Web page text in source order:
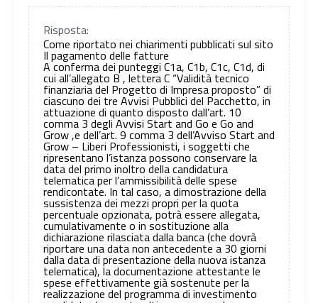
Risposta:
Come riportato nei chiarimenti pubblicati sul sito
Il pagamento delle fatture
A conferma dei punteggi C1a, C1b, C1c, C1d, di
cui all’allegato B , lettera C “Validità tecnico
finanziaria del Progetto di Impresa proposto” di
ciascuno dei tre Avvisi Pubblici del Pacchetto, in
attuazione di quanto disposto dall’art. 10
comma 3 degli Avvisi Start and Go e Go and
Grow ,e dell’art. 9 comma 3 dell’Avviso Start and
Grow – Liberi Professionisti, i soggetti che
ripresentano l’istanza possono conservare la
data del primo inoltro della candidatura
telematica per l’ammissibilità delle spese
rendicontate. In tal caso, a dimostrazione della
sussistenza dei mezzi propri per la quota
percentuale opzionata, potrà essere allegata,
cumulativamente o in sostituzione alla
dichiarazione rilasciata dalla banca (che dovrà
riportare una data non antecedente a 30 giorni
dalla data di presentazione della nuova istanza
telematica), la documentazione attestante le
spese effettivamente già sostenute per la
realizzazione del programma di investimento